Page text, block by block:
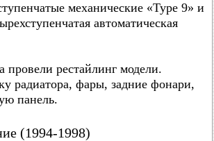
механические «Type 9» и
автоматическая
провели рестайлинг модели.
радиатора, фары, задние фонари,
панель.
(1994-1998)